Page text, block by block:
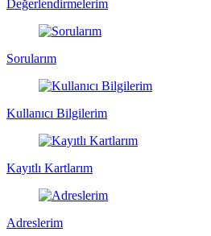
Değerlendirmelerim
Sorularım
Kullanıcı Bilgilerim
Kayıtlı Kartlarım
Adreslerim